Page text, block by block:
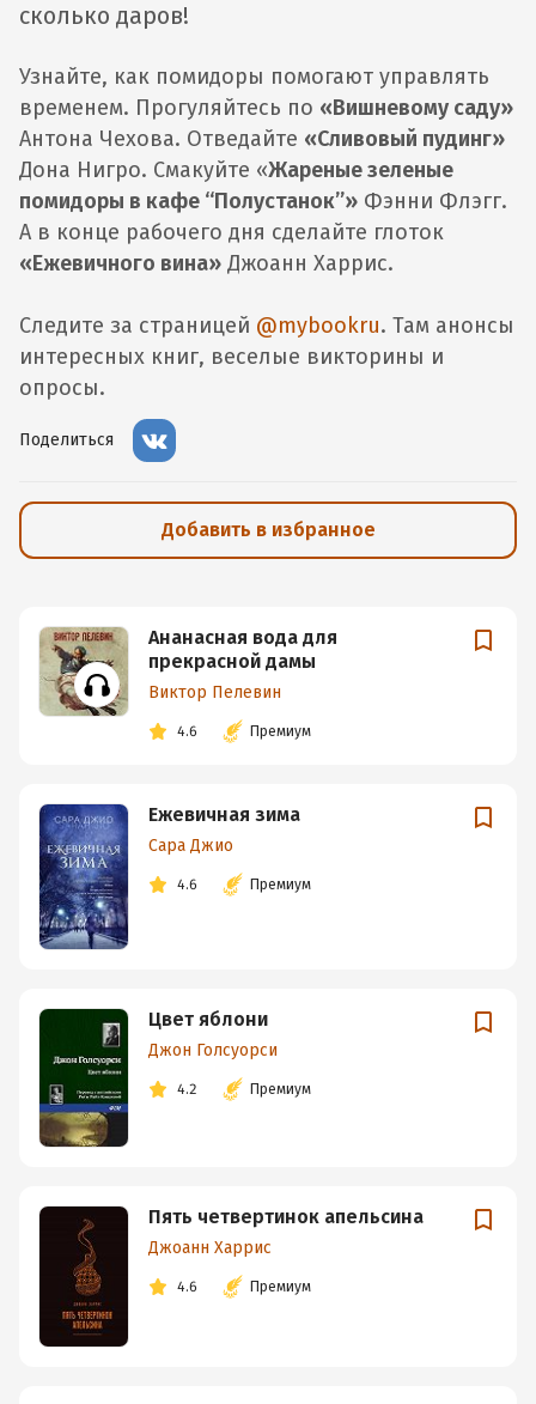
сколько даров!
Узнайте, как помидоры помогают управлять
временем. Прогуляйтесь по «Вишневому саду»
Антона Чехова. Отведайте «Сливовый пудинг»
Дона Нигро. Смакуйте «Жареные зеленые
помидоры в кафе “Полустанок”» Фэнни Флэгг.
А в конце рабочего дня сделайте глоток
«Ежевичного вина» Джоанн Харрис.
Следите за страницей @mybookru. Там анонсы
интересных книг, веселые викторины и
опросы.
Поделиться
Добавить в избранное
Ананасная вода для
прекрасной дамы
Виктор Пелевин
4.6 Премиум
Ежевичная зима
Сара Джио
4.6 Премиум
Цвет яблони
Джон Голсуорси
4.2 Премиум
Пять четвертинок апельсина
Джоанн Харрис
4.6 Премиум